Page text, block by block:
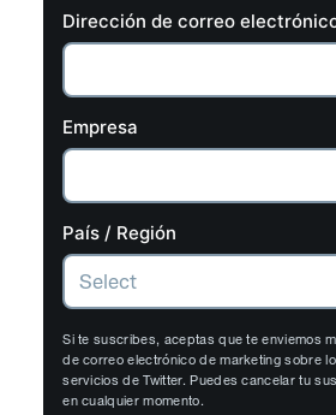
Dirección de correo
Empresa
País / Región
Si te suscribes, aceptas que te enviemos
de correo electrónico de marketing sobre
servicios de Twitter. Puedes cancelar tu
en cualquier momento.